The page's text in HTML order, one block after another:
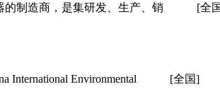
制造商，是集研发、生产、销
[全
Environmental
[全国]